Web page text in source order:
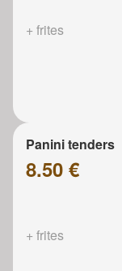
+ frites
Panini tenders
8.50 €
+ frites